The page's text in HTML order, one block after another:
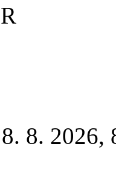
8. 8. 2026,